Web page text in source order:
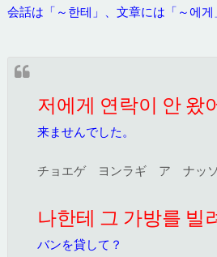
会話は「～한테」、文章には「～에게
저에게 연락이 안 왔
来ませんでした。
チョエゲ ヨンラギ ア ナッ
나한테 그 가방를 빌
バンを貸して？